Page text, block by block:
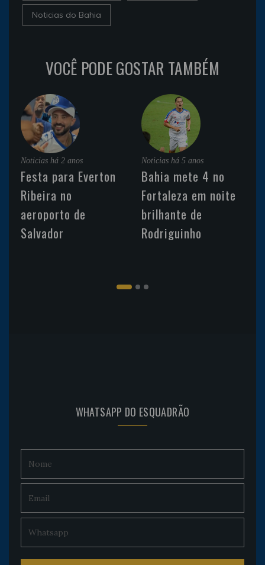
Noticias do Bahia
VOCÊ PODE GOSTAR TAMBÉM
Noticias há 2 anos
Festa para Everton
Ribeira no
aeroporto de
Salvador
Noticias há 5 anos
Bahia mete 4 no
Fortaleza em noite
brilhante de
Rodriguinho
WHATSAPP DO ESQUADRÃO